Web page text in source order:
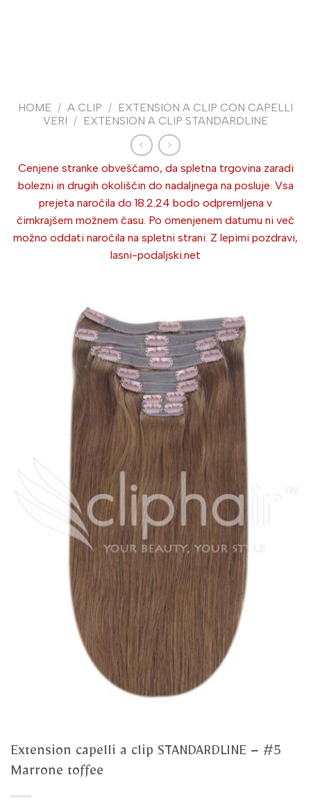
HOME / A CLIP / EXTENSION A CLIP CON CAPELLI
VERI / EXTENSION A CLIP STANDARDLINE
Cenjene stranke obveščamo, da spletna trgovina zaradi
bolezni in drugih okoliščin do nadaljnega na posluje. Vsa
prejeta naročila do 18.2.24 bodo odpremljena v
čimkrajšem možnem času. Po omenjenem datumu ni več
možno oddati naročila na spletni strani. Z lepimi pozdravi,
lasni-podaljski.net
Extension capelli a clip STANDARDLINE – #5
Marrone toffee